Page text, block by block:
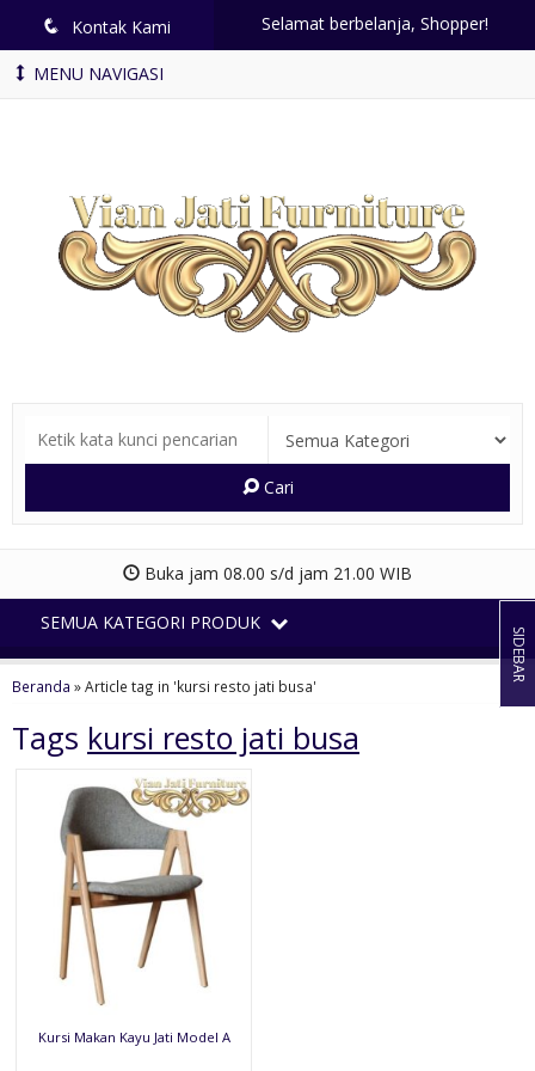
q Kontak Kami Selamat berbelanja, Shopper!
MENU NAVIGASI
Cari
Buka jam 08.00 s/d jam 21.00 WIB
SEMUA KATEGORI PRODUK
Beranda »Article tag in 'kursi resto jati busa'
Tags kursi resto jati busa
Kursi Makan Kayu Jati Model A
SIDEBAR